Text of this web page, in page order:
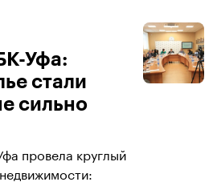
Уфа:
стали
сильно
провела круглый